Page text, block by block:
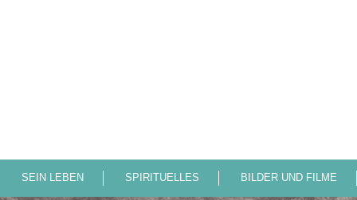
SEIN LEBEN SPIRITUELLES BILDER UND FILME